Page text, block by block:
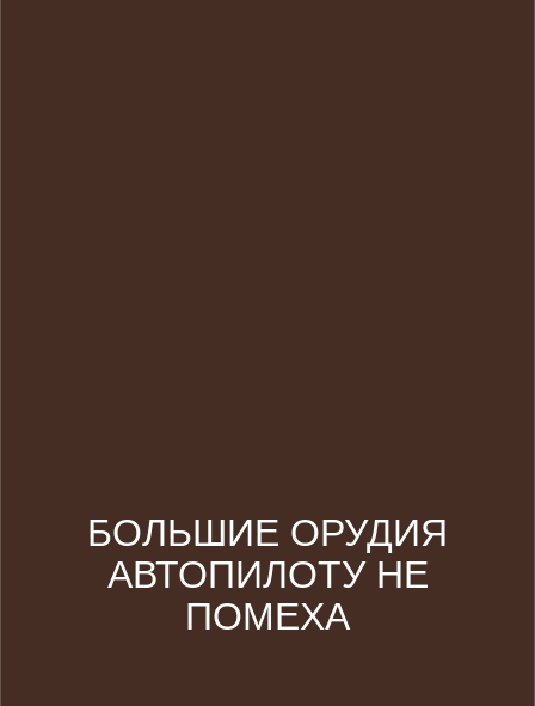
БОЛЬШИЕ ОРУДИЯ
АВТОПИЛОТУ НЕ
ПОМЕХА